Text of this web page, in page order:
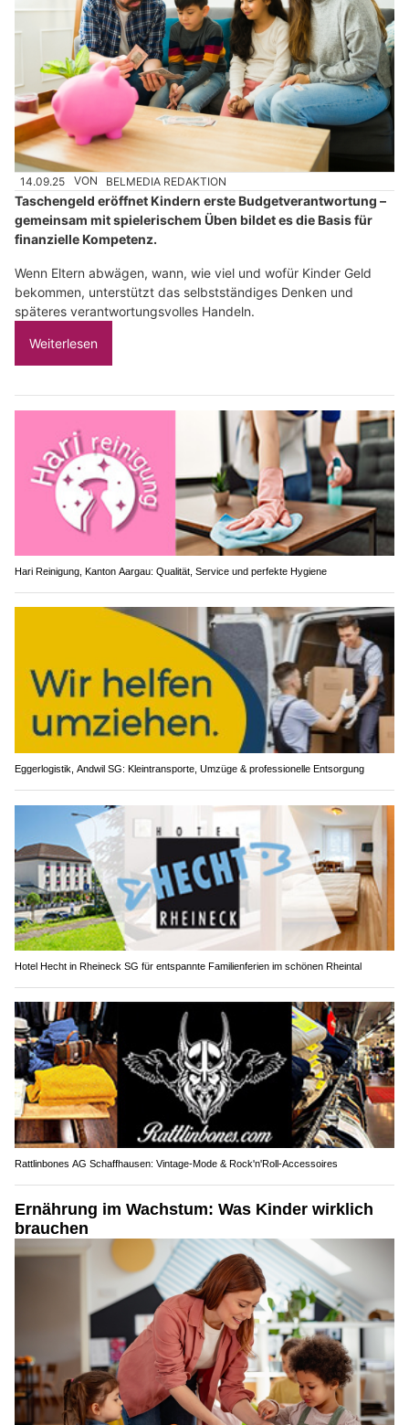
14.09.25 VON BELMEDIA REDAKTION
Taschengeld eröffnet Kindern erste Budgetverantwortung –
gemeinsam mit spielerischem Üben bildet es die Basis für
finanzielle Kompetenz.
Wenn Eltern abwägen, wann, wie viel und wofür Kinder Geld
bekommen, unterstützt das selbstständiges Denken und
späteres verantwortungsvolles Handeln.
Weiterlesen
Hari Reinigung, Kanton Aargau: Qualität, Service und perfekte Hygiene
Eggerlogistik, Andwil SG: Kleintransporte, Umzüge & professionelle Entsorgung
Hotel Hecht in Rheineck SG für entspannte Familienferien im schönen Rheintal
Rattlinbones AG Schaffhausen: Vintage-Mode & Rock'n'Roll-Accessoires
Ernährung im Wachstum: Was Kinder wirklich
brauchen